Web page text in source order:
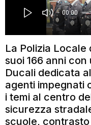
La Polizia
suoi 166 anni
Ducali dedicata
agenti impegnati
i temi al centro
sicurezza
scuole, contrasto